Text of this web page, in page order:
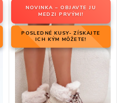
NOVINKA – OBJAVTE JU
MEDZI PRVÝMI!
POSLEDNÉ KUSY- ZÍSKAJTE
ICH KÝM MÔŽETE!